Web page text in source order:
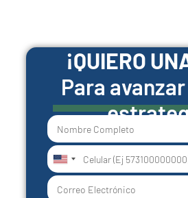
¡QUIERO
Para
United
States